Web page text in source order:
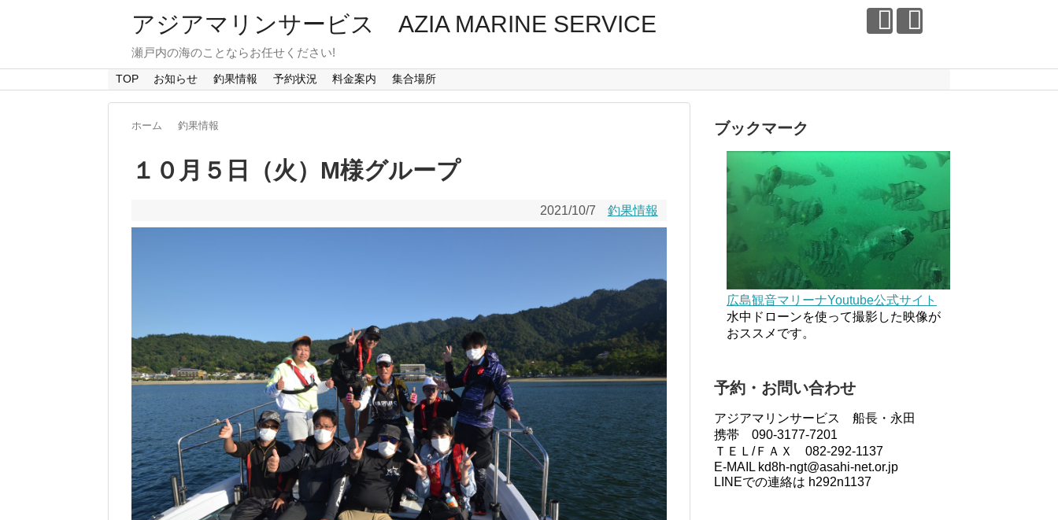
アジアマリンサービス AZIA MARINE SERVICE
瀬戸内の海のことならお任せください!
TOP お知らせ 釣果情報 予約状況 料金案内 集合場所
ホーム 釣果情報
１０月５日（火）M様グループ
2021/10/7 釣果情報
ブックマーク
広島観音マリーナYoutube公式サイト
水中ドローンを使って撮影した映像が
おススメです。
予約・お問い合わせ
アジアマリンサービス 船長・永田
携帯 090-3177-7201
ＴＥＬ/ＦＡＸ 082-292-1137
E-MAIL kd8h-ngt@asahi-net.or.jp
LINEでの連絡は h292n1137